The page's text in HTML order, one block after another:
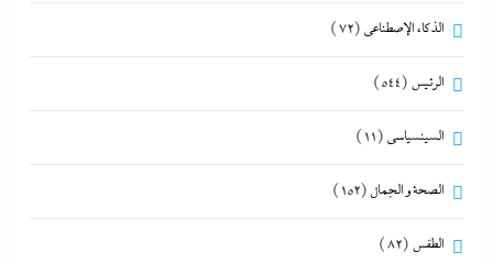
الذكاء الإصطناعي (72)
الرئيس (544)
السينسياسي (11)
الصحة و الجمال (152)
الطقس (82)